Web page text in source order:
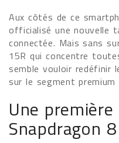
Aux côtés de ce
officialisé une nouvelle
connectée. Mais sans
15R qui concentre
semble vouloir redéfinir
sur le segment premium
Une
Snapdragon